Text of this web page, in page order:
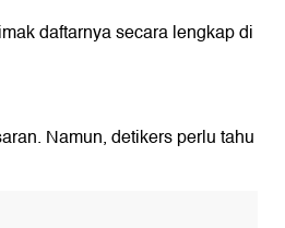
daftarnya secara lengkap di
Namun, detikers perlu tahu